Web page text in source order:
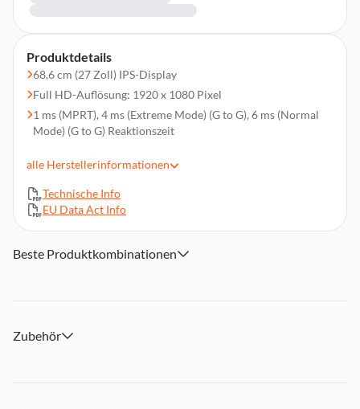
Produktdetails
68,6 cm (27 Zoll) IPS-Display
Full HD-Auflösung: 1920 x 1080 Pixel
1 ms (MPRT), 4 ms (Extreme Mode) (G to G), 6 ms (Normal
Mode) (G to G) Reaktionszeit
AMD FreeSync
VESA 100 x 100 mm
Lieferumfang: Lenovo L27-4C, 1x HDMI-Kabel 1.4 (1,8m) 1x
alle Herstellerinformationen
Technische Info
EU Data Act Info
Beste Produktkombinationen
Zubehör